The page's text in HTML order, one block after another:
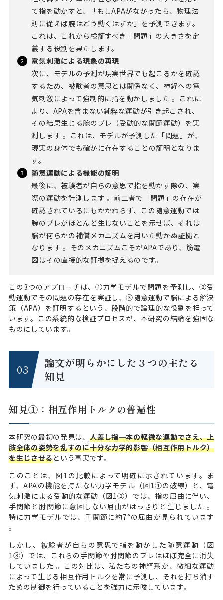
て指を動かすと、「もしAPAがなかったら、物理法
則に従えば腕はどう動くはずか」を予測できます。
これは、これから検証すべき「問題」の大きさを定
義する役割を果たします。
電気刺激による現象の再現
次に、モデルの予測が現実世界でも起こるかを確認
するため、被験者の意思とは関係なく、神経への電
気刺激によって強制的に指を動かしました 。これに
より、APAを含まない純粋な運動が引き起こされ、
その結果生じる腕のブレ（受動的な関節運動）を実
測します 。これは、モデルが予測した「問題」が、
現実の身体でも確かに存在することの証明となりま
す。
随意運動による機能の証明
最後に、被験者が自らの意思で指を動かす際の、実
際の運動を計測します 。前二者で「問題」の存在が
確認されているにもかかわらず、この随意運動では
腕のブレがほとんど生じないことを示せば、それは
脳が何らかの補償メカニズムを用いた動かぬ証拠と
なります 。そのメカニズムこそがAPAであり、筋電
図はその直接的な証拠を捉えるのです。
この3つのアプローチは、①力学モデルで問題を予測し、②受
動運動でその問題の存在を実証し、③随意運動で脳による解決
策（APA）を証明するという、段階的で論理的な役割を担って
います。この系統的な検証プロセスが、本研究の結論を強固な
ものにしています。
論文が明らかにした３つの主たる
知見
知見①：相互作用トルクの普遍性
本研究の最初の発見は、 人差し指一本の軽微な運動でさえ、上
肢全体の姿勢を乱すのに十分な力学的影響（相互作用トルク）
を生じさせるという事実です。
このことは、図1の比較によって明確に示されています。ま
ず、APAの機能を持たない力学モデル（図1①の破線）と、電
気刺激による受動的な運動（図1②）では、指の屈曲に伴い、
手関節と肘関節に意図しない屈曲がはっきりと生じました 。
特に力学モデルでは、手関節に約7°の屈曲が見られています
。
しかし、被験者が自らの意思で指を動かした随意運動（図
1③）では、これらの手関節や肘関節のブレはほぼ完全に消失
していました 。この対比は、私たちの神経系が、微細な運動
によって生じる相互作用トルクを常に予測し、それを打ち消す
ための制御を行っていることを強力に示唆しています。